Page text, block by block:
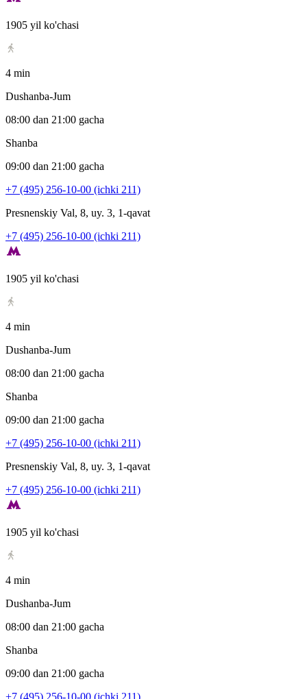
1905 yil ko'chasi
4 min
Dushanba-Jum
08:00 dan 21:00 gacha
Shanba
09:00 dan 21:00 gacha
+7 (495) 256-10-00 (ichki 211)
Presnenskiy Val, 8, uy. 3, 1-qavat
+7 (495) 256-10-00 (ichki 211)
1905 yil ko'chasi
4 min
Dushanba-Jum
08:00 dan 21:00 gacha
Shanba
09:00 dan 21:00 gacha
+7 (495) 256-10-00 (ichki 211)
Presnenskiy Val, 8, uy. 3, 1-qavat
+7 (495) 256-10-00 (ichki 211)
1905 yil ko'chasi
4 min
Dushanba-Jum
08:00 dan 21:00 gacha
Shanba
09:00 dan 21:00 gacha
+7 (495) 256-10-00 (ichki 211)